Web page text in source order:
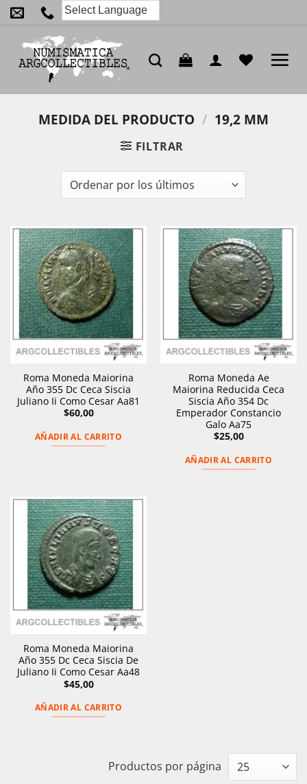
Saltar
al
contenido
MEDIDA DEL PRODUCTO / 19,2 MM
FILTRAR
Roma Moneda Maiorina
Año 355 Dc Ceca Siscia
Juliano Ii Como Cesar Aa81
$60,00
AÑADIR AL CARRITO
Roma Moneda Ae
Maiorina Reducida Ceca
Siscia Año 354 Dc
Emperador Constancio
Galo Aa75
$25,00
AÑADIR AL CARRITO
Roma Moneda Maiorina
Año 355 Dc Ceca Siscia De
Juliano Ii Como Cesar Aa48
$45,00
AÑADIR AL CARRITO
Productos por página